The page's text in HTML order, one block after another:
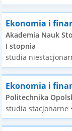
Ekonomia i
Akademia Nauk
I stopnia
studia
Ekonomia i
Politechnika
studia stacjonarne